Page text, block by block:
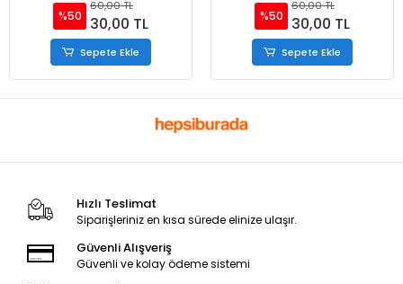
%50
60,00 TL
30,00 TL
Sepete Ekle
%50
60,00 TL
30,00 TL
Sepete Ekle
Hızlı Teslimat
Siparişleriniz en kısa sürede elinize ulaşır.
Güvenli Alışveriş
Güvenli ve kolay ödeme sistemi